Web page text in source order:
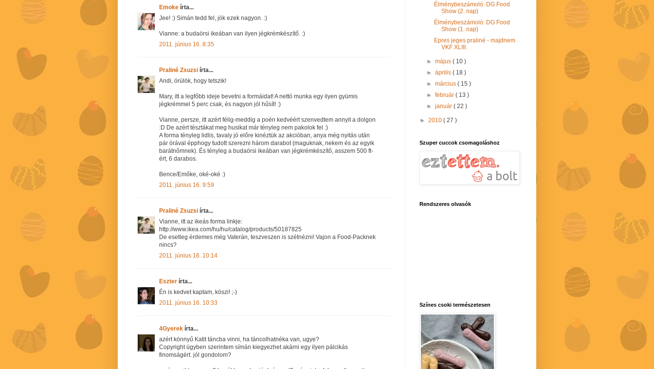
Emoke írta...
Jee! :) Simán tedd fel, jók ezek nagyon. :)
Vianne: a budaörsi ikeában van ilyen jégkrémkészítő. :)
2011. június 16. 8:35
Praliné Zsuzsi írta...
Andi, örülök, hogy tetszik!
Mary, itt a legfőbb ideje bevetni a formáidat! A nettó munka egy ilyen gyümis
jégkrémmel 5 perc csak, és nagyon jól hűsít! :)
Vianne, persze, itt azért félig-meddig a poén kedvéért szenvedtem annyit a dolgon
:D De azért tésztákat meg husikat már tényleg nem pakolok fel :)
A forma tényleg lidlis, tavaly jó előre kinéztük az akcióban, anya még nyitás után
pár órával épphogy tudott szerezni három darabot (maguknak, nekem és az egyik
barátnőmnek). És tényleg a budaörsi ikeában van jégkrémkészítő, asszem 500 ft-
ért, 6 darabos.
Bence/Emőke, oké-oké :)
2011. június 16. 9:59
Praliné Zsuzsi írta...
Vianne, itt az ikeás forma linkje:
http://www.ikea.com/hu/hu/catalog/products/50187825
De esetleg érdemes még Vaterán, teszveszen is szétnézni! Vajon a Food-Packnek
nincs?
2011. június 16. 10:14
Eszter írta...
Én is kedvet kaptam, köszi! ;-)
2011. június 16. 10:33
4Gyerek írta...
azért könnyű Katit táncba vinni, ha táncolhatnéka van, ugye?
Copyright ügyben szerintem símán kiegyezhet akárni egy ilyen pálcikás
finomságért. jól gondolom?
Élménybeszámoló: DG Food
Show (2. nap)
Élménybeszámoló: DG Food
Show (1. nap)
Epres jeges praliné - majdnem
VKF XLIII.
►május( 10 )
►április( 18 )
►március( 15 )
►február( 13 )
►január( 22 )
► 2010 ( 27 )
Szuper cuccok csomagoláshoz
Rendszeres olvasók
Színes csoki természetesen